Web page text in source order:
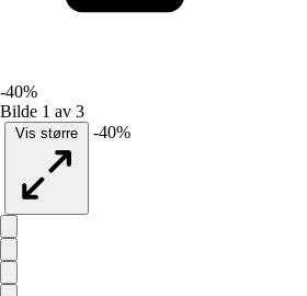
-40%
Bilde 1 av 3
Vis større -40%